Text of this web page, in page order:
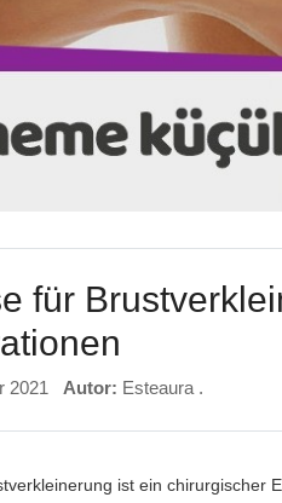
für
2021 Autor: Esteaura .
ist ein chirurgischer